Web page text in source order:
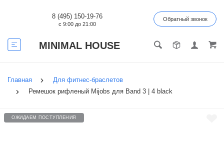
MINIMAL HOUSE
8 (495) 150-19-76
с 9:00 до 21:00
Обратный звонок
Главная
Для фитнес-браслетов
Ремешок рифленый Mijobs для Band 3 | 4 black
ОЖИДАЕМ ПОСТУПЛЕНИЯ